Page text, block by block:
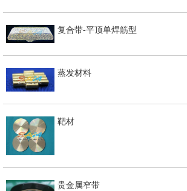
复合带-平顶单焊筋型
蒸发材料
靶材
贵金属窄带